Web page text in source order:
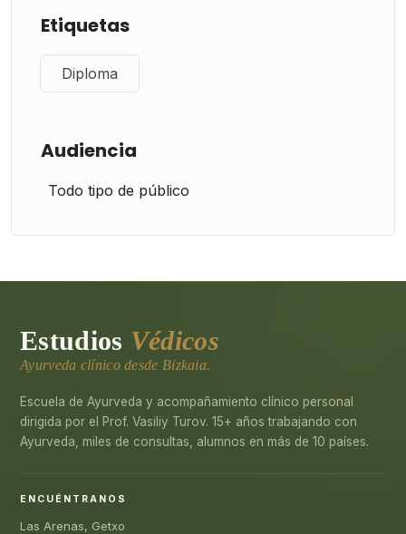
Etiquetas
Diploma
Audiencia
Todo tipo de público
Estudios Védicos
Ayurveda clínico desde Bizkaia.
Escuela de Ayurveda y acompañamiento clínico personal
dirigida por el Prof. Vasiliy Turov. 15+ años trabajando con
Ayurveda, miles de consultas, alumnos en más de 10 países.
ENCUÉNTRANOS
Las Arenas, Getxo